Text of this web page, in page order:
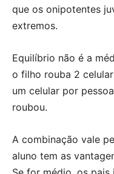
que os onipotentes
extremos.
Equilíbrio não é a
o filho rouba 2
um celular por
roubou.
A combinação vale
aluno tem as